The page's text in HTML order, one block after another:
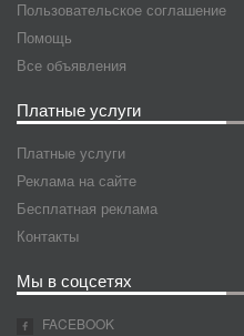
Пользовательское соглашение
Помощь
Все объявления
Платные услуги
Платные услуги
Реклама на сайте
Бесплатная реклама
Контакты
Мы в соцсетях
FACEBOOK